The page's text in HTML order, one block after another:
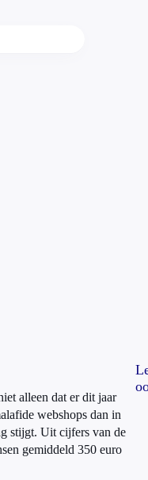
alleen dat er dit jaar
webshops dan in
stijgt. Uit cijfers van de
gemiddeld 350 euro